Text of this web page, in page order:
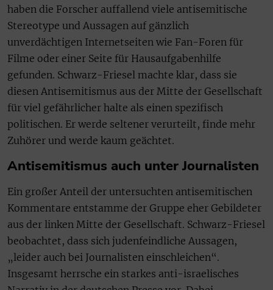
haben die Forscher auffallend viele antisemitische
Stereotype und Aussagen auf gänzlich
unverdächtigen Internetseiten wie Fan-Foren für
Filme oder einer Seite für Hausaufgabenhilfe
gefunden. Schwarz-Friesel machte klar, dass sie
diesen Antisemitismus aus der Mitte der Gesellschaft
für viel gefährlicher halte als einen spezifisch
politischen. Er werde seltener verurteilt, finde mehr
Zuhörer und werde kaum geächtet.
Antisemitismus auch unter Journalisten
Ein großer Anteil der untersuchten antisemitischen
Kommentare entstamme der Gruppe eher Gebildeter
aus der linken Mitte der Gesellschaft. Schwarz-Friesel
beobachtet, dass sich judenfeindliche Aussagen,
„leider auch bei Journalisten einschleichen“.
Insgesamt herrsche ein starkes anti-israelisches